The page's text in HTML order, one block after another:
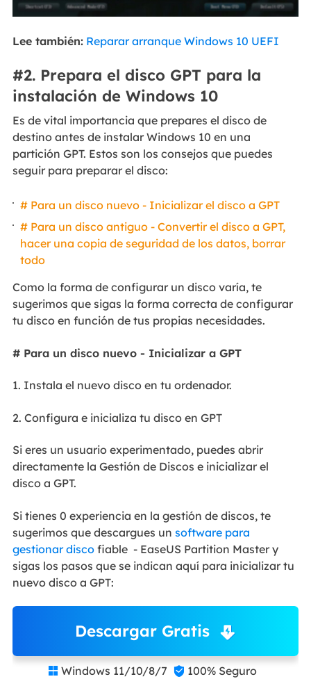
Lee también: Reparar arranque Windows 10 UEFI
#2. Prepara el disco GPT para la
instalación de Windows 10
Es de vital importancia que prepares el disco de
destino antes de instalar Windows 10 en una
partición GPT. Estos son los consejos que puedes
seguir para preparar el disco:
# Para un disco nuevo - Inicializar el disco a GPT
# Para un disco antiguo - Convertir el disco a GPT,
hacer una copia de seguridad de los datos, borrar
todo
Como la forma de configurar un disco varía, te
sugerimos que sigas la forma correcta de configurar
tu disco en función de tus propias necesidades.
# Para un disco nuevo - Inicializar a GPT
1. Instala el nuevo disco en tu ordenador.
2. Configura e inicializa tu disco en GPT
Si eres un usuario experimentado, puedes abrir
directamente la Gestión de Discos e inicializar el
disco a GPT.
Si tienes 0 experiencia en la gestión de discos, te
sugerimos que descargues un software para
gestionar discofiable - EaseUS Partition Master y
sigas los pasos que se indican aquí para inicializar tu
nuevo disco a GPT:
Descargar Gratis
 Windows 11/10/8/7  100% Seguro